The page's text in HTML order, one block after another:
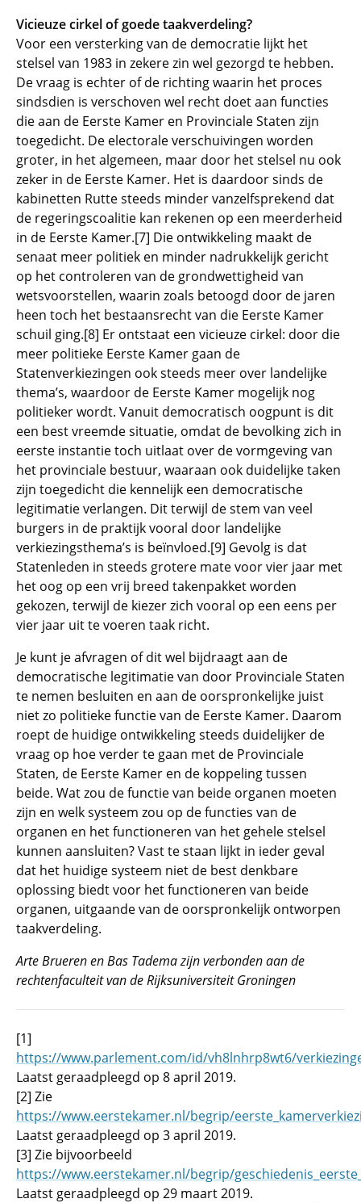
Vicieuze cirkel of goede taakverdeling?
Voor een versterking van de democratie lijkt het
stelsel van 1983 in zekere zin wel gezorgd te hebben.
De vraag is echter of de richting waarin het proces
sindsdien is verschoven wel recht doet aan functies
die aan de Eerste Kamer en Provinciale Staten zijn
toegedicht. De electorale verschuivingen worden
groter, in het algemeen, maar door het stelsel nu ook
zeker in de Eerste Kamer. Het is daardoor sinds de
kabinetten Rutte steeds minder vanzelfsprekend dat
de regeringscoalitie kan rekenen op een meerderheid
in de Eerste Kamer.[7] Die ontwikkeling maakt de
senaat meer politiek en minder nadrukkelijk gericht
op het controleren van de grondwettigheid van
wetsvoorstellen, waarin zoals betoogd door de jaren
heen toch het bestaansrecht van die Eerste Kamer
schuil ging.[8] Er ontstaat een vicieuze cirkel: door die
meer politieke Eerste Kamer gaan de
Statenverkiezingen ook steeds meer over landelijke
thema’s, waardoor de Eerste Kamer mogelijk nog
politieker wordt. Vanuit democratisch oogpunt is dit
een best vreemde situatie, omdat de bevolking zich in
eerste instantie toch uitlaat over de vormgeving van
het provinciale bestuur, waaraan ook duidelijke taken
zijn toegedicht die kennelijk een democratische
legitimatie verlangen. Dit terwijl de stem van veel
burgers in de praktijk vooral door landelijke
verkiezingsthema’s is beïnvloed.[9] Gevolg is dat
Statenleden in steeds grotere mate voor vier jaar met
het oog op een vrij breed takenpakket worden
gekozen, terwijl de kiezer zich vooral op een eens per
vier jaar uit te voeren taak richt.
Je kunt je afvragen of dit wel bijdraagt aan de
democratische legitimatie van door Provinciale Staten
te nemen besluiten en aan de oorspronkelijke juist
niet zo politieke functie van de Eerste Kamer. Daarom
roept de huidige ontwikkeling steeds duidelijker de
vraag op hoe verder te gaan met de Provinciale
Staten, de Eerste Kamer en de koppeling tussen
beide. Wat zou de functie van beide organen moeten
zijn en welk systeem zou op de functies van de
organen en het functioneren van het gehele stelsel
kunnen aansluiten? Vast te staan lijkt in ieder geval
dat het huidige systeem niet de best denkbare
oplossing biedt voor het functioneren van beide
organen, uitgaande van de oorspronkelijk ontworpen
taakverdeling.
Arte Brueren en Bas Tadema zijn verbonden aan de
rechtenfaculteit van de Rijksuniversiteit Groningen
[1]
https://www.parlement.com/id/vh8lnhrp8wt6/
Laatst geraadpleegd op 8 april 2019.
[2] Zie
https://www.eerstekamer.nl/begrip/
Laatst geraadpleegd op 3 april 2019.
[3] Zie bijvoorbeeld
https://www.eerstekamer.nl/begrip/
Laatst geraadpleegd op 29 maart 2019.